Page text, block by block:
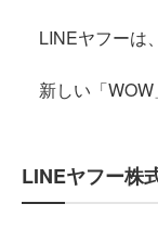
LINEヤフーは
新しい「WOW
LINEヤフー株